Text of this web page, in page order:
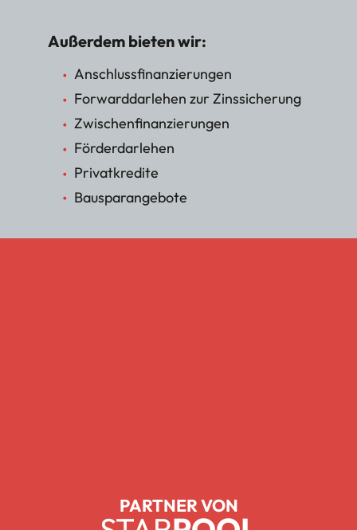
Außerdem bieten wir:
Anschlussfinanzierungen
Forwarddarlehen zur Zinssicherung
Zwischenfinanzierungen
Förderdarlehen
Privatkredite
Bausparangebote
PARTNER VON